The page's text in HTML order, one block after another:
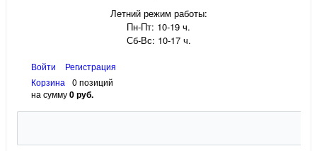
Летний режим работы:
Пн-Пт: 10-19 ч.
Сб-Вс: 10-17 ч.
Войти
Регистрация
Корзина
0 позиций
на сумму0 руб.